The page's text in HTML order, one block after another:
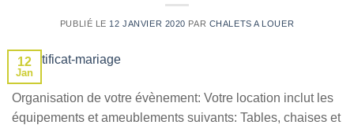
PUBLIÉ LE 12 JANVIER 2020 PAR CHALETS A LOUER
12
Jan
Organisation de votre évènement: Votre location inclut les
équipements et ameublements suivants: Tables, chaises et